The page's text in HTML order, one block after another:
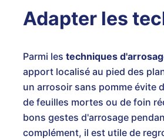
Adapter les
Parmi les techniques
apport localisé au pied des
un arrosoir sans pomme évite
de feuilles mortes ou de foin
bons gestes d'arrosage
complément, il est utile de